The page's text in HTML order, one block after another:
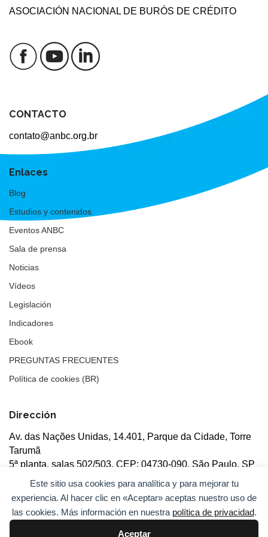
Este sitio usa cookies para analítica y para mejorar tu
experiencia. Al hacer clic en «Aceptar» aceptas nuestro uso de
las cookies. Más información en nuestra política de privacidad.
Aceptar
ASOCIACIÓN NACIONAL DE BURÓS DE CRÉDITO
CONTACTO
contato@anbc.org.br
Enlaces
Blog
Estudios y contenidos
Eventos ANBC
Sala de prensa
Noticias
Vídeos
Legislación
Indicadores
Ebook
PREGUNTAS FRECUENTES
Política de cookies (BR)
Dirección
Av. das Nações Unidas, 14.401, Parque da Cidade, Torre
Tarumã
5ª planta, salas 502/503, CEP: 04730-090, São Paulo, SP